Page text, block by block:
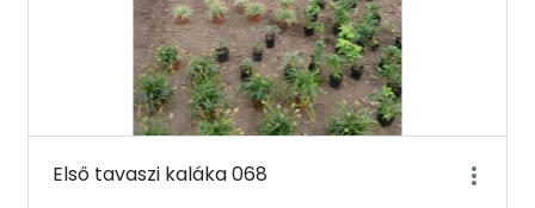
Első tavaszi kaláka 068